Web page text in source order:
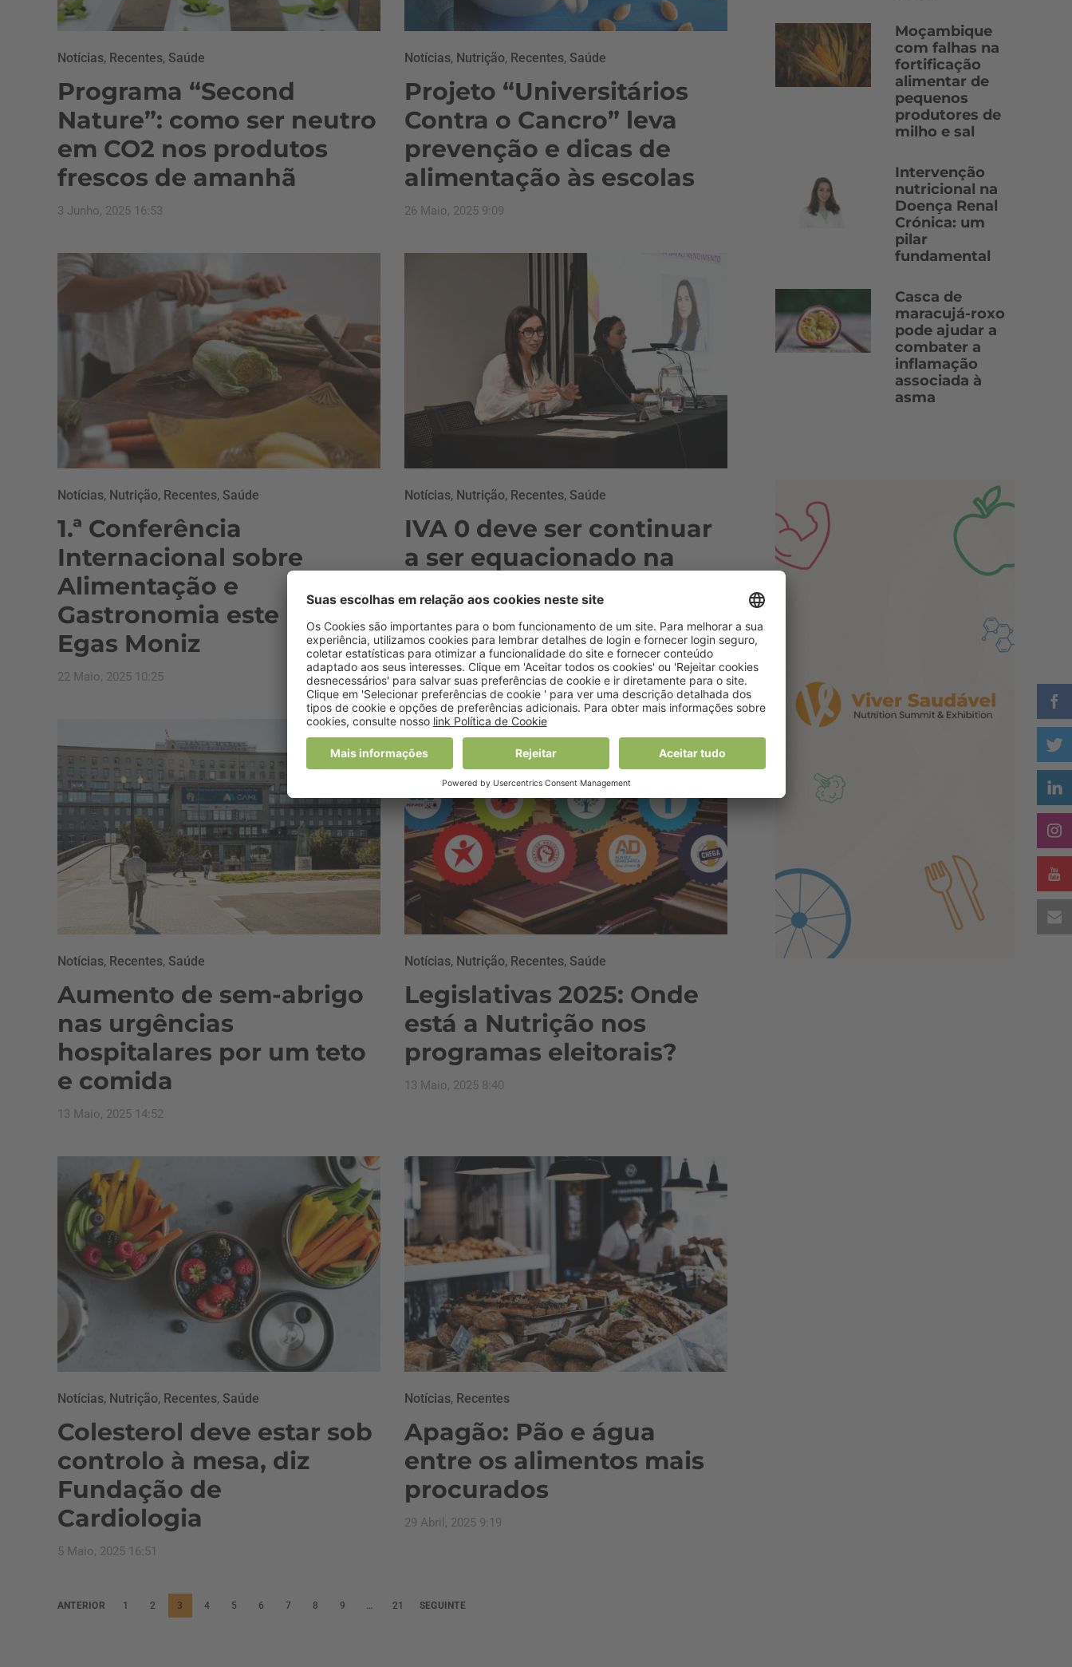
Notícias, Recentes, Saúde
Programa “Second
Nature”: como ser neutro
em CO2 nos produtos
frescos de amanhã
3 Junho, 2025 16:53
Notícias, Nutrição, Recentes, Saúde
Projeto “Universitários
Contra o Cancro” leva
prevenção e dicas de
alimentação às escolas
26 Maio, 2025 9:09
Notícias, Nutrição, Recentes, Saúde
1.ª Conferência
Internacional sobre
Alimentação e
Gastronomia este mês no
Egas Moniz
22 Maio, 2025 10:25
Notícias, Nutrição, Recentes, Saúde
IVA 0 deve ser continuar
a ser equacionado na
Alexandra Bento
15 Maio, 2025 15:46
Notícias, Recentes, Saúde
Aumento de sem-abrigo
nas urgências
hospitalares por um teto
e comida
13 Maio, 2025 14:52
Notícias, Nutrição, Recentes, Saúde
Legislativas 2025: Onde
está a Nutrição nos
programas eleitorais?
13 Maio, 2025 8:40
Notícias, Nutrição, Recentes, Saúde
Colesterol deve estar sob
controlo à mesa, diz
Fundação de
Cardiologia
5 Maio, 2025 16:51
Notícias, Recentes
Apagão: Pão e água
entre os alimentos mais
procurados
29 Abril, 2025 9:19
P
ANTERIOR 1 2 3 4 5 6 7 8 9 … 21 SEGUINTE
Moçambique
com falhas na
fortificação
alimentar de
pequenos
produtores de
milho e sal
Intervenção
nutricional na
Doença Renal
Crónica: um
pilar
fundamental
Casca de
maracujá-roxo
pode ajudar a
combater a
inflamação
associada à
asma